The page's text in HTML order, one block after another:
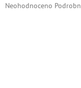
Průměrné
Neohodnoceno